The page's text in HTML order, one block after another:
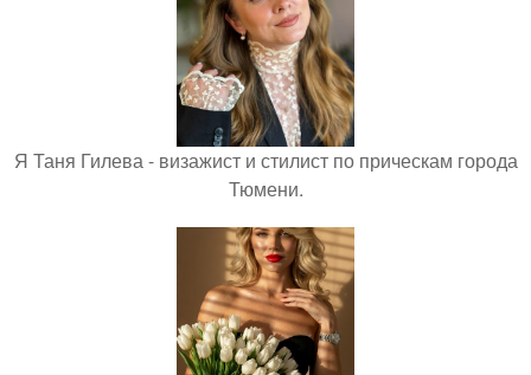
Я Таня Гилева - визажист и стилист по прическам города
Тюмени.